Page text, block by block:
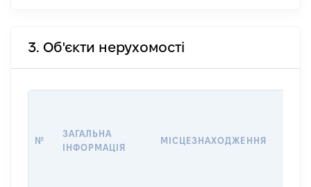
3. Об'єкти нерухомості
№
ЗАГАЛЬНА
ІНФОРМАЦІЯ
МІСЦЕЗНАХОДЖЕННЯ